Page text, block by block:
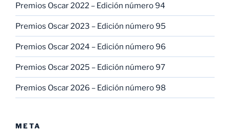
Premios Oscar 2022 – Edición número 94
Premios Oscar 2023 – Edición número 95
Premios Oscar 2024 – Edición número 96
Premios Oscar 2025 – Edición número 97
Premios Oscar 2026 – Edición número 98
META